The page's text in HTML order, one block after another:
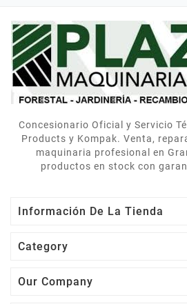
Concesionario Oficial y Servicio
Products y Kompak. Venta,
maquinaria profesional en
productos en stock con
Información De La Tienda
Category
Our Company